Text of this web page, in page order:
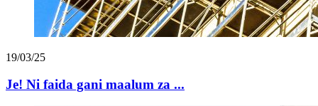
19/03/25
Je! Ni faida gani maalum za ...